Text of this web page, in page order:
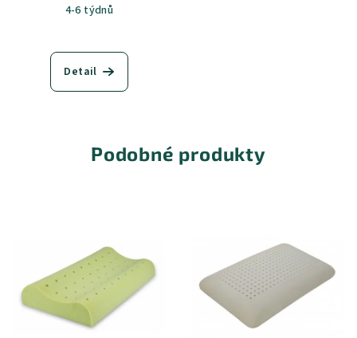
4-6 týdnů
Detail
Podobné produkty